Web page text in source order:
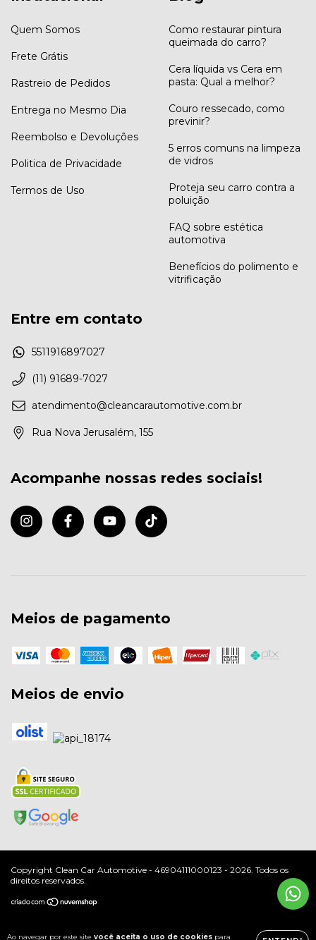
Ao navegar por este site você aceita o uso de cookies para
Quem Somos
Frete Grátis
Rastreio de Pedidos
Entrega no Mesmo Dia
Reembolso e Devoluções
Politica de Privacidade
Termos de Uso
Como restaurar pintura
queimada do carro?
Cera líquida vs Cera em
pasta: Qual a melhor?
Couro ressecado, como
previnir?
5 erros comuns na limpeza
de vidros
Proteja seu carro contra a
poluição
FAQ sobre estética
automotiva
Benefícios do polimento e
vitrificação
Entre em contato
5511916897027
(11) 91689-7027
atendimento@cleancarautomotive.com.br
Rua Nova Jerusalém, 155
Acompanhe nossas redes sociais!
Meios de pagamento
Meios de envio
Copyright Clean Car Automotive - 46904111000123 - 2026. Todos os
direitos reservados.